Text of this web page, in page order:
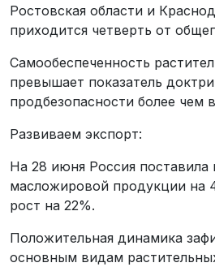
Ростовская области и
приходится четверть от
Самообеспеченность
превышает показатель
продбезопасности более чем
Развиваем экспорт:
На 28 июня Россия
масложировой продукции на
рост на 22%.
Положительная динамика
основным видам